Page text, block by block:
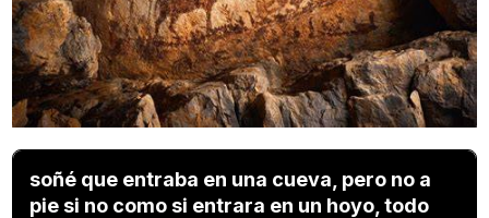
soñé que entraba en una cueva, pero no a
pie si no como si entrara en un hoyo, todo